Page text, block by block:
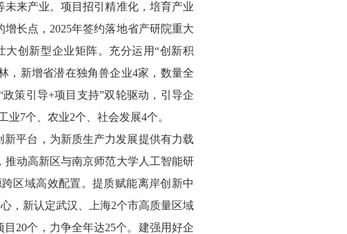
来产业。项目招引精准化，培育产业
长点，2025年签约落地省产研院重大
创新型企业矩阵。充分运用“创新积
，新增省潜在独角兽企业4家，数量全
策引导+项目支持”双轮驱动，引导企
7个、农业2个、社会发展4个。
平台，为新质生产力发展提供有力载
动高新区与南京师范大学人工智能研
区域高效配置。提质赋能离岸创新中
，新认定武汉、上海2个市高质量区域
20个，力争全年达25个。建强用好企